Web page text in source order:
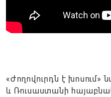
«Ժողովուրդն է
և Ռուսաստանի